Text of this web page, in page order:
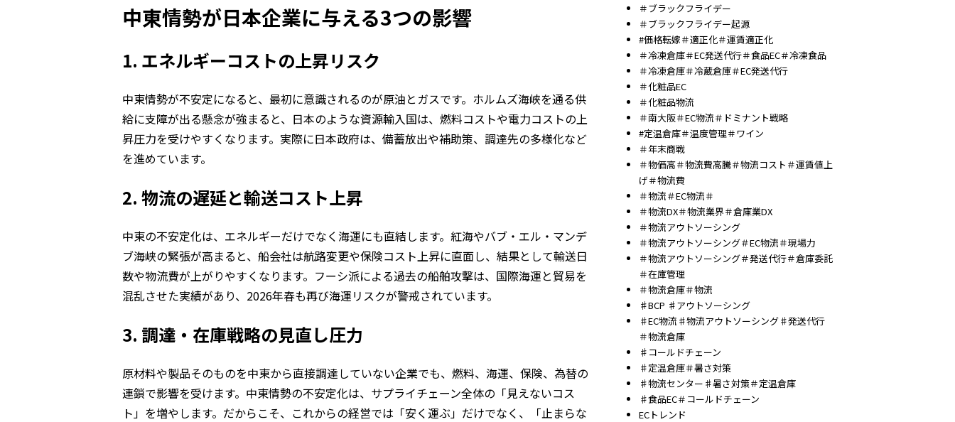
中東情勢が日本企業に与える3つの影響
1. エネルギーコストの上昇リスク
中東情勢が不安定になると、最初に意識されるのが原油とガスです。ホルムズ海峡を通る供
給に支障が出る懸念が強まると、日本のような資源輸入国は、燃料コストや電力コストの上
昇圧力を受けやすくなります。実際に日本政府は、備蓄放出や補助策、調達先の多様化など
を進めています。
2. 物流の遅延と輸送コスト上昇
中東の不安定化は、エネルギーだけでなく海運にも直結します。紅海やバブ・エル・マンデ
ブ海峡の緊張が高まると、船会社は航路変更や保険コスト上昇に直面し、結果として輸送日
数や物流費が上がりやすくなります。フーシ派による過去の船舶攻撃は、国際海運と貿易を
混乱させた実績があり、2026年春も再び海運リスクが警戒されています。
3. 調達・在庫戦略の見直し圧力
原材料や製品そのものを中東から直接調達していない企業でも、燃料、海運、保険、為替の
連鎖で影響を受けます。中東情勢の不安定化は、サプライチェーン全体の「見えないコス
ト」を増やします。だからこそ、これからの経営では「安く運ぶ」だけでなく、「止まらな
＃ブラックフライデー
＃ブラックフライデー起源
#価格転嫁＃適正化＃運賃適正化
＃冷凍倉庫＃EC発送代行＃食品EC＃冷凍食品
＃冷凍倉庫＃冷蔵倉庫＃EC発送代行
＃化粧品EC
＃化粧品物流
＃南大阪＃EC物流＃ドミナント戦略
#定温倉庫＃温度管理＃ワイン
＃年末商戦
＃物価高＃物流費高騰＃物流コスト＃運賃値上
げ＃物流費
＃物流＃EC物流＃
＃物流DX＃物流業界＃倉庫業DX
＃物流アウトソーシング
＃物流アウトソーシング＃EC物流＃現場力
＃物流アウトソーシング＃発送代行＃倉庫委託
＃在庫管理
＃物流倉庫＃物流
♯BCP ♯アウトソーシング
♯EC物流♯物流アウトソーシング♯発送代行
＃物流倉庫
♯コールドチェーン
♯定温倉庫＃暑さ対策
♯物流センター♯暑さ対策＃定温倉庫
♯食品EC＃コールドチェーン
ECトレンド